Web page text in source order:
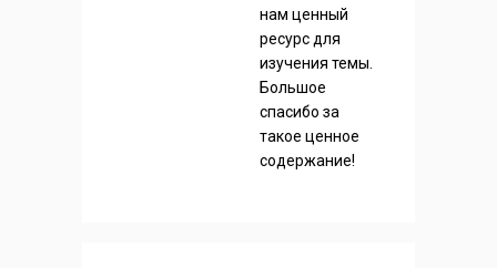
нам ценный
ресурс для
изучения темы.
Большое
спасибо за
такое ценное
содержание!